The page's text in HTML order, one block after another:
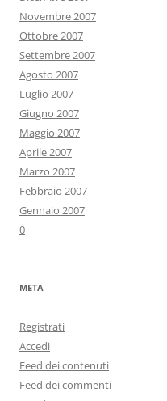
Novembre 2007
Ottobre 2007
Settembre 2007
Agosto 2007
Luglio 2007
Giugno 2007
Maggio 2007
Aprile 2007
Marzo 2007
Febbraio 2007
Gennaio 2007
0
META
Registrati
Accedi
Feed dei contenuti
Feed dei commenti